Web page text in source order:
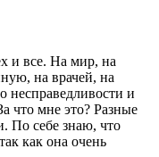
и все. На мир, на
на врачей, на
несправедливости и
что мне это? Разные
По себе знаю, что
как она очень